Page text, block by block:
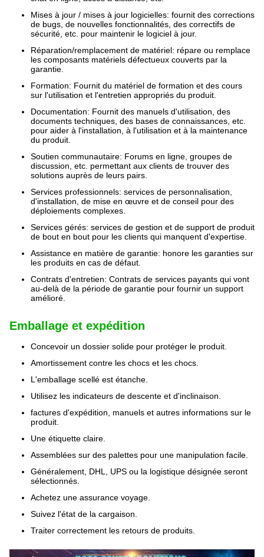
Mises à jour / mises à jour logicielles: fournit des corrections
de bugs, de nouvelles fonctionnalités, des correctifs de
sécurité, etc. pour maintenir le logiciel à jour.
Réparation/remplacement de matériel: répare ou remplace
les composants matériels défectueux couverts par la
garantie.
Formation: Fournit du matériel de formation et des cours
sur l'utilisation et l'entretien appropriés du produit.
Documentation: Fournit des manuels d'utilisation, des
documents techniques, des bases de connaissances, etc.
pour aider à l'installation, à l'utilisation et à la maintenance
du produit.
Soutien communautaire: Forums en ligne, groupes de
discussion, etc. permettant aux clients de trouver des
solutions auprès de leurs pairs.
Services professionnels: services de personnalisation,
d'installation, de mise en œuvre et de conseil pour des
déploiements complexes.
Services gérés: services de gestion et de support de produit
de bout en bout pour les clients qui manquent d'expertise.
Assistance en matière de garantie: honore les garanties sur
les produits en cas de défaut.
Contrats d'entretien: Contrats de services payants qui vont
au-delà de la période de garantie pour fournir un support
amélioré.
Emballage et expédition
Concevoir un dossier solide pour protéger le produit.
Amortissement contre les chocs et les chocs.
L'emballage scellé est étanche.
Utilisez les indicateurs de descente et d'inclinaison.
factures d'expédition, manuels et autres informations sur le
produit.
Une étiquette claire.
Assemblées sur des palettes pour une manipulation facile.
Généralement, DHL, UPS ou la logistique désignée seront
sélectionnés.
Achetez une assurance voyage.
Suivez l'état de la cargaison.
Traiter correctement les retours de produits.